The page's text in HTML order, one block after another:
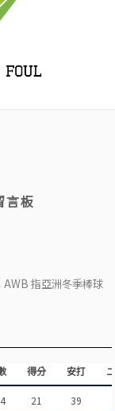
言板
指亞洲冬季棒球
得分 安打
21 39